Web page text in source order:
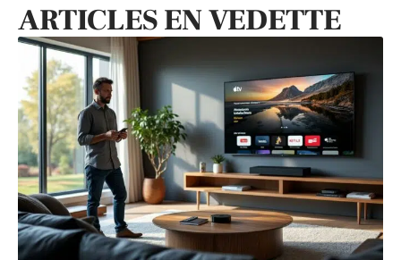
ARTICLES EN VEDETTE